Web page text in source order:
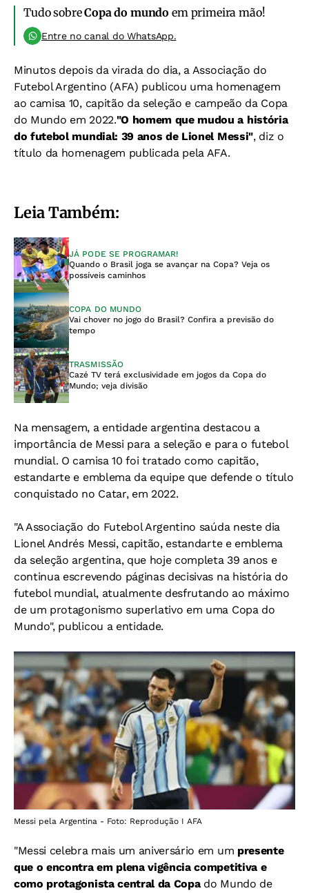
Tudo sobreCopa do mundo em primeira mão!
Entre no canal do WhatsApp.
Minutos depois da virada do dia, a Associação do
Futebol Argentino (AFA) publicou uma homenagem
ao camisa 10, capitão da seleção e campeão da Copa
do Mundo em 2022."O homem que mudou a história
do futebol mundial: 39 anos de Lionel Messi", diz o
título da homenagem publicada pela AFA.
Leia Também:
JÁ PODE SE PROGRAMAR!
Quando o Brasil joga se avançar na Copa? Veja os
possíveis caminhos
COPA DO MUNDO
Vai chover no jogo do Brasil? Confira a previsão do
tempo
TRASMISSÃO
Cazé TV terá exclusividade em jogos da Copa do
Mundo; veja divisão
Na mensagem, a entidade argentina destacou a
importância de Messi para a seleção e para o futebol
mundial. O camisa 10 foi tratado como capitão,
estandarte e emblema da equipe que defende o título
conquistado no Catar, em 2022.
"A Associação do Futebol Argentino saúda neste dia
Lionel Andrés Messi, capitão, estandarte e emblema
da seleção argentina, que hoje completa 39 anos e
continua escrevendo páginas decisivas na história do
futebol mundial, atualmente desfrutando ao máximo
de um protagonismo superlativo em uma Copa do
Mundo", publicou a entidade.
Messi pela Argentina - Foto: Reprodução I AFA
"Messi celebra mais um aniversário em um presente
que o encontra em plena vigência competitiva e
como protagonista central da Copado Mundo de